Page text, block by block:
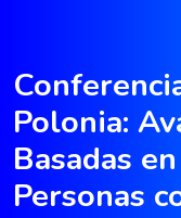
Polonia:
Basadas
Personas